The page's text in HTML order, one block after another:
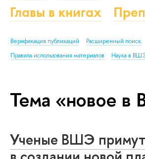
Главы в книгах
Верификация публикаций
Расширенный поиск
Правила использования материалов
Наука в
Тема «новое
Ученые ВШЭ примут